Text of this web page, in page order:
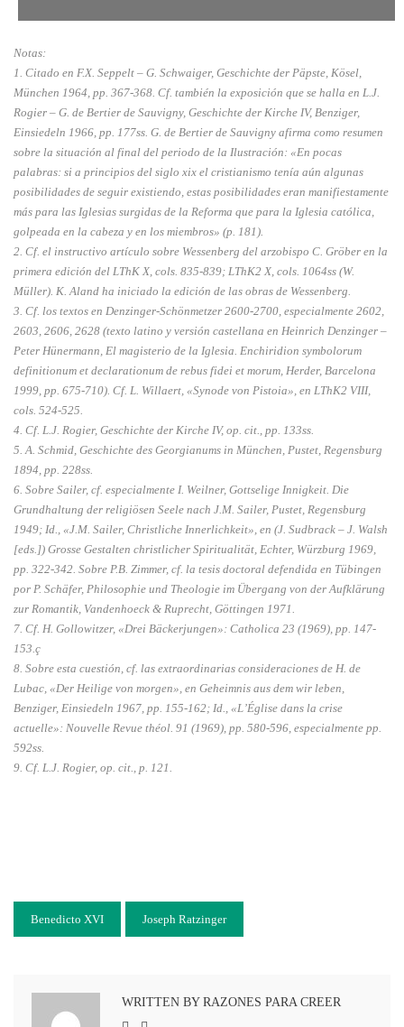
Notas:
1. Citado en F.X. Seppelt – G. Schwaiger, Geschichte der Päpste, Kösel,
München 1964, pp. 367-368. Cf. también la exposición que se halla en L.J.
Rogier – G. de Bertier de Sauvigny, Geschichte der Kirche IV, Benziger,
Einsiedeln 1966, pp. 177ss. G. de Bertier de Sauvigny afirma como resumen
sobre la situación al final del periodo de la Ilustración: «En pocas
palabras: si a principios del siglo xix el cristianismo tenía aún algunas
posibilidades de seguir existiendo, estas posibilidades eran manifiestamente
más para las Iglesias surgidas de la Reforma que para la Iglesia católica,
golpeada en la cabeza y en los miembros» (p. 181).
2. Cf. el instructivo artículo sobre Wessenberg del arzobispo C. Gröber en la
primera edición del LThK X, cols. 835-839; LThK2 X, cols. 1064ss (W.
Müller). K. Aland ha iniciado la edición de las obras de Wessenberg.
3. Cf. los textos en Denzinger-Schönmetzer 2600-2700, especialmente 2602,
2603, 2606, 2628 (texto latino y versión castellana en Heinrich Denzinger –
Peter Hünermann, El magisterio de la Iglesia. Enchiridion symbolorum
definitionum et declarationum de rebus fidei et morum, Herder, Barcelona
1999, pp. 675-710). Cf. L. Willaert, «Synode von Pistoia», en LThK2 VIII,
cols. 524-525.
4. Cf. L.J. Rogier, Geschichte der Kirche IV, op. cit., pp. 133ss.
5. A. Schmid, Geschichte des Georgianums in München, Pustet, Regensburg
1894, pp. 228ss.
6. Sobre Sailer, cf. especialmente I. Weilner, Gottselige Innigkeit. Die
Grundhaltung der religiösen Seele nach J.M. Sailer, Pustet, Regensburg
1949; Id., «J.M. Sailer, Christliche Innerlichkeit», en (J. Sudbrack – J. Walsh
[eds.]) Grosse Gestalten christlicher Spiritualität, Echter, Würzburg 1969,
pp. 322-342. Sobre P.B. Zimmer, cf. la tesis doctoral defendida en Tübingen
por P. Schäfer, Philosophie und Theologie im Übergang von der Aufklärung
zur Romantik, Vandenhoeck & Ruprecht, Göttingen 1971.
7. Cf. H. Gollowitzer, «Drei Bäckerjungen»: Catholica 23 (1969), pp. 147-
153.ç
8. Sobre esta cuestión, cf. las extraordinarias consideraciones de H. de
Lubac, «Der Heilige von morgen», en Geheimnis aus dem wir leben,
Benziger, Einsiedeln 1967, pp. 155-162; Id., «L’Église dans la crise
actuelle»: Nouvelle Revue théol. 91 (1969), pp. 580-596, especialmente pp.
592ss.
9. Cf. L.J. Rogier, op. cit., p. 121.
Benedicto XVI Joseph Ratzinger
WRITTEN BY RAZONES PARA CREER